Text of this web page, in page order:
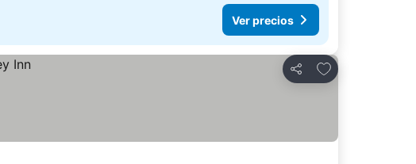
Ver precios
Compartir
Añadir a favoritos